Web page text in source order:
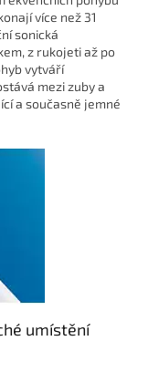
více než 31
sonická
z rukojeti až po
vytváří
mezi zuby a
a současně jemné
umístění